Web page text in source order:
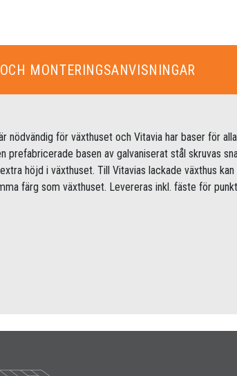
MONTERINGSANVISNINGAR
nödvändig för växthuset och Vitavia har baser för alla
prefabricerade basen av galvaniserat stål skruvas
höjd i växthuset. Till Vitavias lackade växthus
färg som växthuset. Levereras inkl. fäste för